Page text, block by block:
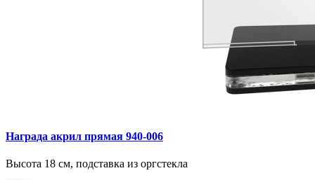
Награда акрил прямая 940‑006
Высота 18 см, подставка из оргстекла